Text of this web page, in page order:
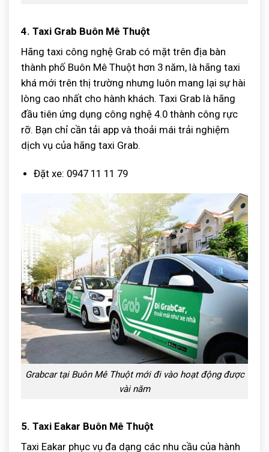
4. Taxi Grab Buôn Mê Thuột
Hãng taxi công nghệ Grab có mặt trên địa bàn
thành phố Buôn Mê Thuột hơn 3 năm, là hãng taxi
khá mới trên thị trường nhưng luôn mang lại sự hài
lòng cao nhất cho hành khách. Taxi Grab là hãng
đầu tiên ứng dụng công nghệ 4.0 thành công rực
rỡ. Bạn chỉ cần tải app và thoải mái trải nghiệm
dịch vụ của hãng taxi Grab.
Đặt xe: 0947 11 11 79
Grabcar tại Buôn Mê Thuột mới đi vào hoạt động được
vài năm
5. Taxi Eakar Buôn Mê Thuột
Taxi Eakar phục vụ đa dạng các nhu cầu của hành